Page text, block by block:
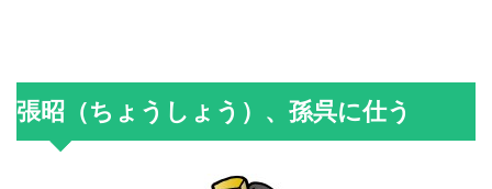
張昭（ちょうしょう）、孫呉に仕う